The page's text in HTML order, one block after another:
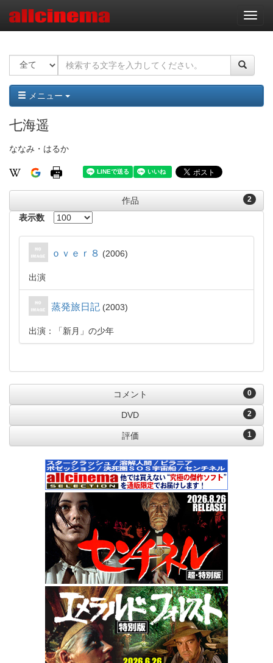
ナ
ビ
ー
ョ
ン
メニュー
七海遥
ななみ・はるか
2
作品
表示数
ｏｖｅｒ８ 2006
出演
蒸発旅日記 2003
出演：「新月」の少年
0
コメント
2
DVD
1
評価